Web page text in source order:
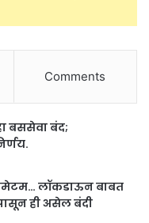
Comments
बससेवा बंद;
लॉकडाऊन बाबत
ही असेल बंदी